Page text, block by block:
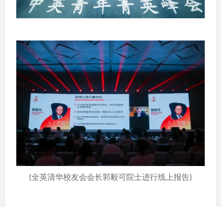
(全英清华校友会会长郭毅可院士进行线上报告)